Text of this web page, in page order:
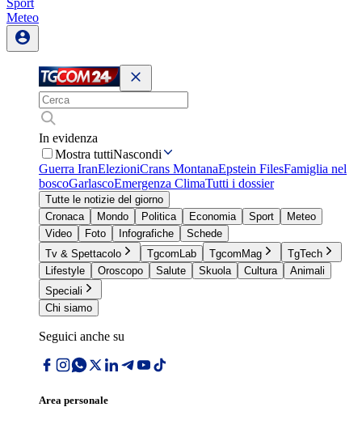
Sport
Meteo
In evidenza
Mostra tuttiNascondi
Guerra IranElezioniCrans MontanaEpstein FilesFamiglia nel
boscoGarlascoEmergenza ClimaTutti i dossier
Tutte le notizie del giorno
Cronaca
Mondo Politica Economia Sport
Meteo
Video
Foto Infografiche
Schede
Tv & Spettacolo
TgcomLab TgcomMag
TgTech
Lifestyle
Oroscopo Salute Skuola Cultura
Animali
Speciali
Chi siamo
Seguici anche su
Area personale